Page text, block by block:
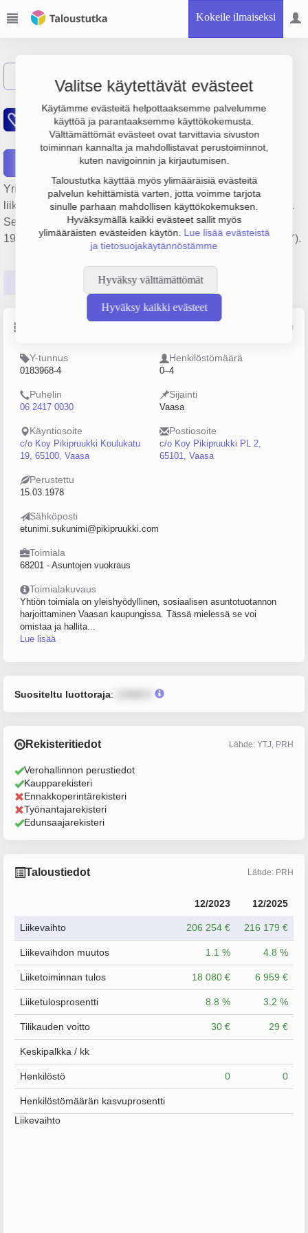
Kokeile ilmaiseksi
Valitse käytettävät evästeet
Käytämme evästeitä helpottaaksemme palvelumme
käyttöä ja parantaaksemme käyttökokemusta.
Välttämättömät evästeet ovat tarvittavia sivuston
toiminnan kannalta ja mahdollistavat perustoiminnot,
kuten navigoinnin ja kirjautumisen.
Taloustutka käyttää myös ylimääräisiä evästeitä
palvelun kehittämistä varten, jotta voimme tarjota
sinulle parhaan mahdollisen käyttökokemuksen.
Hyväksymällä kaikki evästeet sallit myös
ylimääräisten evästeiden käytön. Lue lisää evästeistä
ja tietosuojakäytännöstämme
Hyväksy välttämättömät
Hyväksy kaikki evästeet
Kiinteistö Oy Vaasan
Mäntyhovi Fastighets Ab
Yrityksen Kiinteistö Oy Vaasan Mäntyhovi Fastighets Ab
liikevaihto on 216 000 €, tulos 7 000 € ja henkilöstömäärä 0.
Sen päätoimiala on Asuntojen vuokraus, perustamisvuosi
1978 ja sijainti Vaasa. Yrityksen yhtiömuoto Osakeyhtiö (OY).
Tilinpäätösluvut Päättäjätiedot
Lähde: YTJ, PRH, Traficom
Y-tunnus
0183968-4
Henkilöstömäärä
0–4
Puhelin
06 2417 0030
Sijainti
Vaasa
Käyntiosoite
c/o Koy Pikipruukki Koulukatu
19, 65100, Vaasa
Postiosoite
c/o Koy Pikipruukki PL 2,
65101, Vaasa
Perustettu
15.03.1978
Sähköposti
etunimi.sukunimi@pikipruukki.com
Toimiala
68201 - Asuntojen vuokraus
Toimialakuvaus
Yhtiön toimiala on yleishyödyllinen, sosiaalisen asuntotuotannon
harjoittaminen Vaasan kaupungissa. Tässä mielessä se voi
omistaa ja hallita...
Lue lisää
Suositeltu luottoraja:
Rekisteritiedot Lähde: YTJ, PRH
Verohallinnon perustiedot
Kaupparekisteri
Ennakkoperintärekisteri
Työnantajarekisteri
Edunsaajarekisteri
Taloustiedot Lähde: PRH
12/2023 12/2025
Liikevaihto 206 254 € 216 179 €
Liikevaihdon muutos 1.1 % 4.8 %
Liiketoiminnan tulos 18 080 € 6 959 €
Liiketulosprosentti 8.8 % 3.2 %
Tilikauden voitto 30 € 29 €
Keskipalkka / kk
Henkilöstö 0 0
Henkilöstömäärän kasvuprosentti
Liikevaihto